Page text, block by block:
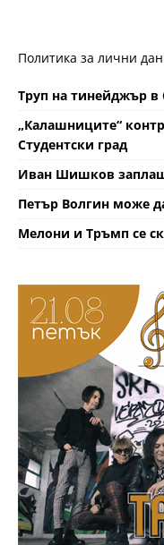
Политика за лични
Труп на тинейджър в
„Калашниците“
Студентски град
Иван Шишков
Петър Волгин може
Мелони и Тръмп се